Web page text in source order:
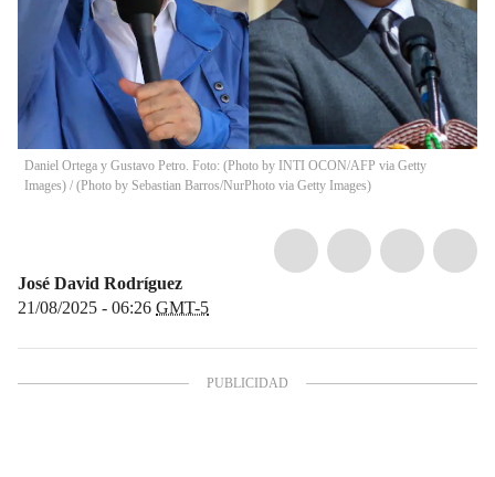
Daniel Ortega y Gustavo Petro. Foto: (Photo by INTI OCON/AFP via Getty
Images) / (Photo by Sebastian Barros/NurPhoto via Getty Images)
José David Rodríguez
21/08/2025 - 06:26 GMT-5